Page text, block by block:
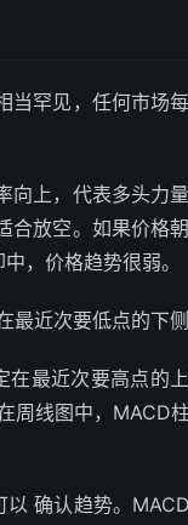
当罕见，任何市场
上，代表多头力量
合放空。如果价格
，价格趋势很弱。
近次要低点的下侧
在最近次要高点的
周线图中，MACD
确认趋势。